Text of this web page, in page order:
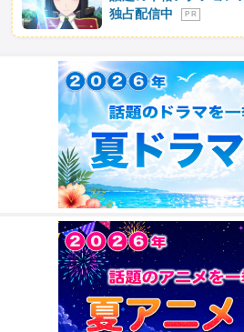
独占配信中
P R